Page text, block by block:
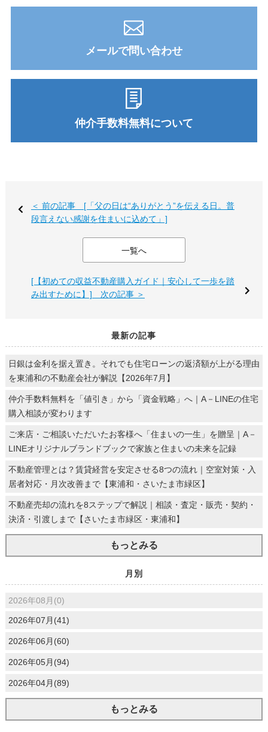
メールで問い合わせ
仲介手数料無料について
＜ 前の記事 [「父の日は“ありがとう”を伝える日。普
段言えない感謝を住まいに込めて」]
一覧へ
[【初めての収益不動産購入ガイド｜安心して一歩を踏
み出すために】] 次の記事 ＞
最新の記事
日銀は金利を据え置き。それでも住宅ローンの返済額が上がる理由
を東浦和の不動産会社が解説【2026年7月】
仲介手数料無料を「値引き」から「資金戦略」へ｜A－LINEの住宅
購入相談が変わります
ご来店・ご相談いただいたお客様へ「住まいの一生」を贈呈｜A－
LINEオリジナルブランドブックで家族と住まいの未来を記録
不動産管理とは？賃貸経営を安定させる8つの流れ｜空室対策・入
居者対応・月次改善まで【東浦和・さいたま市緑区】
不動産売却の流れを8ステップで解説｜相談・査定・販売・契約・
決済・引渡しまで【さいたま市緑区・東浦和】
もっとみる
月別
2026年08月(0)
2026年07月(41)
2026年06月(60)
2026年05月(94)
2026年04月(89)
もっとみる